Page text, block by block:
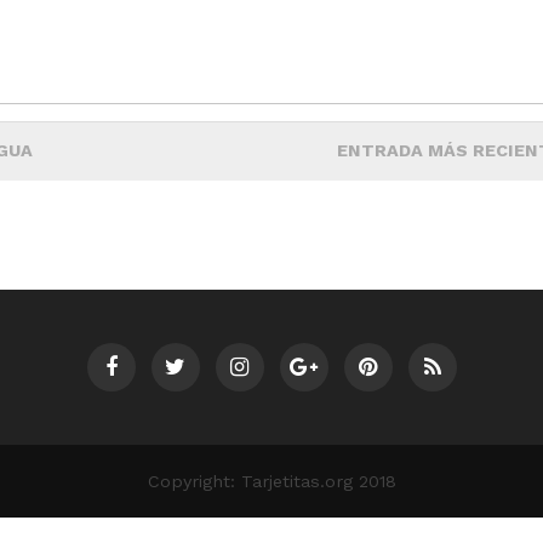
ENTRADA MÁS
Copyright: Tarjetitas.org 2018